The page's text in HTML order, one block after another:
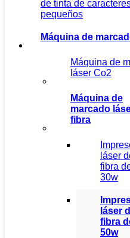
de tinta de
pequeños
Máquina de
Máquina de
láser Co2
Máquina de
marcado
fibra
láser
fibra
30w
láser
fibra
50w